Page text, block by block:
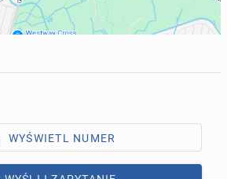
WYŚWIETL NUMER